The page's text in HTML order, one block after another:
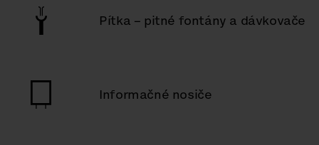
Pítka – pitné fontány a dávkovače
Informačné nosiče